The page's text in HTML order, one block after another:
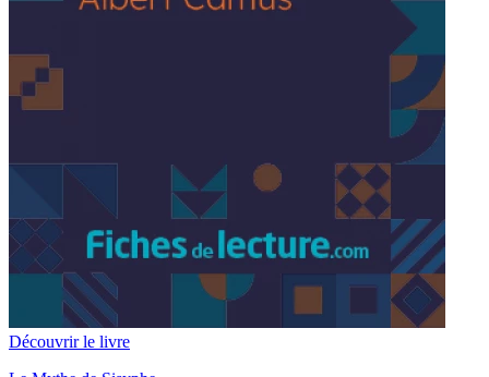
Découvrir le livre